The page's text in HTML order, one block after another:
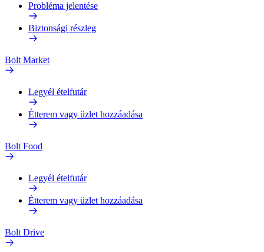
Probléma jelentése
Biztonsági részleg
Bolt Market
Legyél ételfutár
Étterem vagy üzlet hozzáadása
Bolt Food
Legyél ételfutár
Étterem vagy üzlet hozzáadása
Bolt Drive